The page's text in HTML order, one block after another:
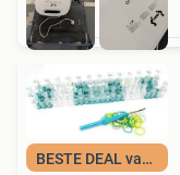
BESTE DEAL vandaag